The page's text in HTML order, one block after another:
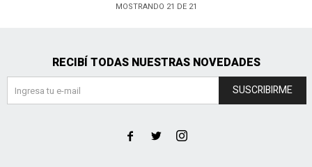
MOSTRANDO 21 DE 21
RECIBÍ TODAS NUESTRAS NOVEDADES
SUSCRIBIRME
  